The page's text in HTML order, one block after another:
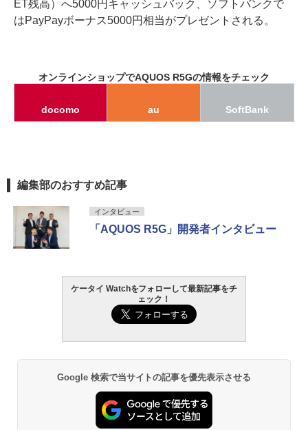
ET残高）へ5000円キャッシュバック、ソフトバンクで
はPayPayボーナス5000円相当がプレゼントされる。
オンラインショップでAQUOS R5Gの情報をチェック
docomo au SoftBank
編集部のおすすめ記事
インタビュー
「AQUOS R5G」開発者インタビュー
ケータイ Watchをフォローして最新記事をチ
ェック！
Google 検索で当サイトの記事を優先表示させる